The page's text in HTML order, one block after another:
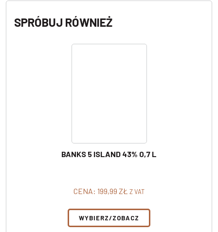
SPRÓBUJ RÓWNIEŻ
BANKS 5 ISLAND 43% 0,7 L
CENA: 199,99 ZŁ Z VAT
WYBIERZ/ZOBACZ